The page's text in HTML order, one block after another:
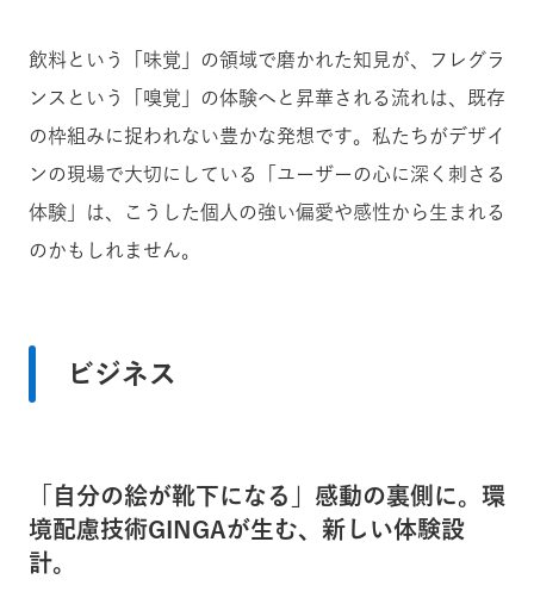
飲料という「味覚」の領域で磨かれた知見が、フレグラ
ンスという「嗅覚」の体験へと昇華される流れは、既存
の枠組みに捉われない豊かな発想です。私たちがデザイ
ンの現場で大切にしている「ユーザーの心に深く刺さる
体験」は、こうした個人の強い偏愛や感性から生まれる
のかもしれません。
ビジネス
「自分の絵が靴下になる」感動の裏側に。環
境配慮技術GINGAが生む、新しい体験設
計。